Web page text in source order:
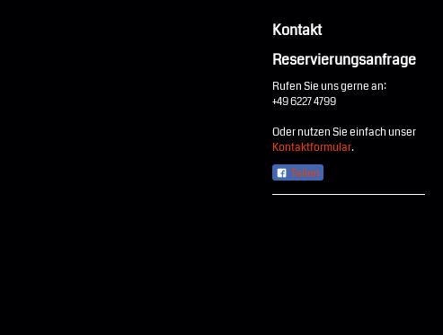
Kontakt
Reservierungsanfrage
Rufen Sie uns gerne an:
+49 6227 4799
Oder nutzen Sie einfach unser
Kontaktformular.
Teilen